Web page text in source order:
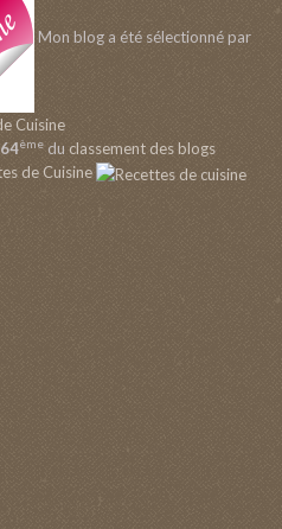
Mon blog a été sélectionné par
Cuisine
ème du classement des blogs
de Cuisine